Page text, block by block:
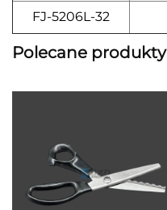
FJ-5206L-32
Polecane produkty